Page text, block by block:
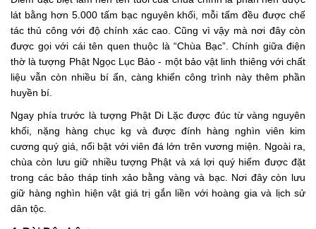
lát bằng hơn 5.000 tấm bạc nguyên khối, mỗi tấm đều được chế
tác thủ công với độ chính xác cao. Cũng vì vậy mà nơi đây còn
được gọi với cái tên quen thuộc là “Chùa Bạc”. Chính giữa điện
thờ là tượng Phật Ngọc Lục Bảo - một bảo vật linh thiêng với chất
liệu vẫn còn nhiều bí ẩn, càng khiến công trình này thêm phần
huyền bí.
Ngay phía trước là tượng Phật Di Lặc được đúc từ vàng nguyên
khối, nặng hàng chục kg và được đính hàng nghìn viên kim
cương quý giá, nổi bật với viên đá lớn trên vương miện. Ngoài ra,
chùa còn lưu giữ nhiều tượng Phật và xá lợi quý hiếm được đặt
trong các bảo tháp tinh xảo bằng vàng và bạc. Nơi đây còn lưu
giữ hàng nghìn hiện vật giá trị gắn liền với hoàng gia và lịch sử
dân tộc.